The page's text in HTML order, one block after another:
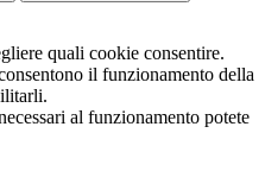
quali cookie consentire.
il funzionamento della
al funzionamento potete